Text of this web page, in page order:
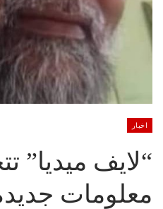
اخبار
“لايف ميديا”
معلومات